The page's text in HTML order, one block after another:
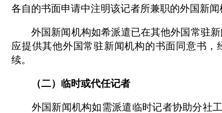
各自的书面申请中注明该记者所兼职的外国新闻
外国新闻机构如希派遣已在其他外国常驻新
应提供其他外国常驻新闻机构的书面同意书，
续。
（二）临时或代任记者
外国新闻机构如需派遣临时记者协助分社工